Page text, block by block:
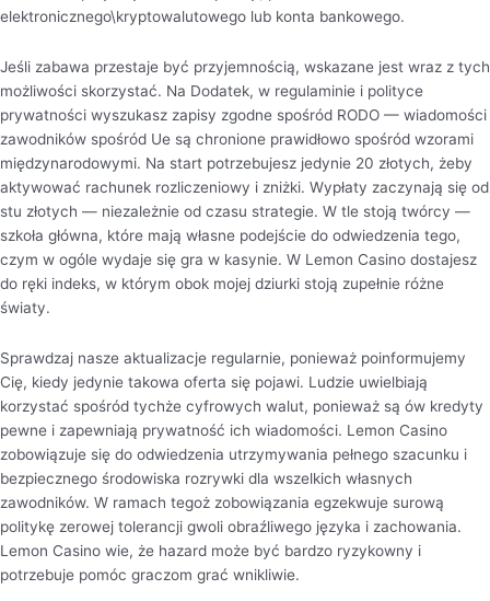
elektronicznego\kryptowalutowego lub konta bankowego.
Jeśli zabawa przestaje być przyjemnością, wskazane jest wraz z tych
możliwości skorzystać. Na Dodatek, w regulaminie i polityce
prywatności wyszukasz zapisy zgodne spośród RODO — wiadomości
zawodników spośród Ue są chronione prawidłowo spośród wzorami
międzynarodowymi. Na start potrzebujesz jedynie 20 złotych, żeby
aktywować rachunek rozliczeniowy i zniżki. Wypłaty zaczynają się od
stu złotych — niezależnie od czasu strategie. W tle stoją twórcy —
szkoła główna, które mają własne podejście do odwiedzenia tego,
czym w ogóle wydaje się gra w kasynie. W Lemon Casino dostajesz
do ręki indeks, w którym obok mojej dziurki stoją zupełnie różne
światy.
Sprawdzaj nasze aktualizacje regularnie, ponieważ poinformujemy
Cię, kiedy jedynie takowa oferta się pojawi. Ludzie uwielbiają
korzystać spośród tychże cyfrowych walut, ponieważ są ów kredyty
pewne i zapewniają prywatność ich wiadomości. Lemon Casino
zobowiązuje się do odwiedzenia utrzymywania pełnego szacunku i
bezpiecznego środowiska rozrywki dla wszelkich własnych
zawodników. W ramach tegoż zobowiązania egzekwuje surową
politykę zerowej tolerancji gwoli obraźliwego języka i zachowania.
Lemon Casino wie, że hazard może być bardzo ryzykowny i
potrzebuje pomóc graczom grać wnikliwie.